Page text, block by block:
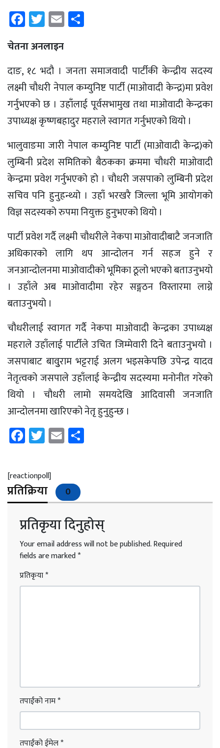
Facebook
Twitter
Email
चेतना अनलाइन
दाङ, १८ भदौ । जनता समाजवादी पार्टीकी केन्द्रीय सदस्य
लक्ष्मी चौधरी नेपाल कम्युनिष्ट पार्टी (माओवादी केन्द्र)मा प्रवेश
गर्नुभएको छ । उहाँलाई पूर्वसभामुख तथा माओवादी केन्द्रका
उपाध्यक्ष कृष्णबहादुर महराले स्वागत गर्नुभएको थियो ।
भालुवाङमा जारी नेपाल कम्युनिष्ट पार्टी (माओवादी केन्द्र)को
लुम्बिनी प्रदेश समितिको बैठकका क्रममा चौधरी माओवादी
केन्द्रमा प्रवेश गर्नुभएको हो । चौधरी जसपाको लुम्बिनी प्रदेश
सचिव पनि हुनुहन्थ्यो । उहाँ भरखरै जिल्ला भूमि आयोगको
विज्ञ सदस्यको रुपमा नियुक्त हुनुभएको थियो ।
पार्टी प्रवेश गर्दै लक्ष्मी चौधरीले नेकपा माओवादीबाटै जनजाति
अधिकारको लागि थप आन्दोलन गर्न सहज हुने र
जनआन्दोलनमा माओवादीको भूमिका ठूलो भएको बताउनुभयो
। उहाँले अब माओवादीमा रहेर सङ्गठन विस्तारमा लाग्ने
बताउनुभयो ।
चौधरीलाई स्वागत गर्दै नेकपा माओवादी केन्द्रका उपाध्यक्ष
महराले उहाँलाई पार्टीले उचित जिम्मेवारी दिने बताउनुभयो ।
जसपाबाट बावुुराम भट्टराई अलग भइसकेपछि उपेन्द्र यादव
नेतृत्वको जसपाले उहाँलाई केन्द्रीय सदस्यमा मनोनीत गरेको
थियो । चौधरी लामो समयदेखि आदिवासी जनजाति
आन्दोलनमा खारिएको नेतृ हुनुहुन्छ ।
Facebook
Twitter
Email
[reactionpoll]
प्रतिक्रिया 0
प्रतिकृया दिनुहोस्
Your email address will not be published.Required
fields are marked*
प्रतिकृया*
तपाईंको नाम*
तपाईंको ईमेल*